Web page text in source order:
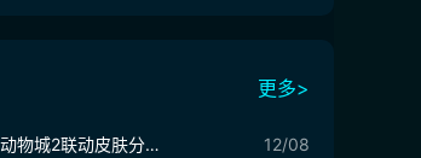
更多>
王者荣耀疯狂动物城2联动皮肤分享 王者荣耀疯狂动物城2联动皮肤预测 12/08